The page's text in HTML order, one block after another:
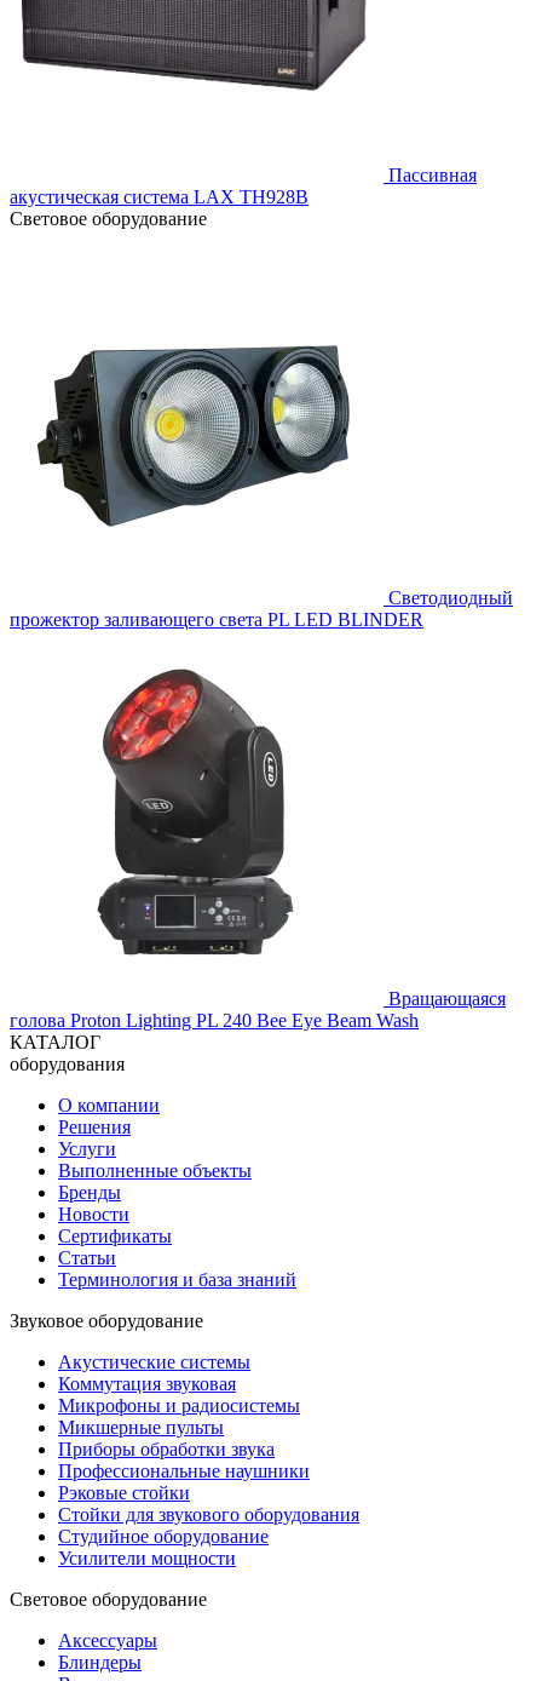
Пассивная
акустическая система LAX TH928B
Световое оборудование
Светодиодный
прожектор заливающего света PL LED BLINDER
Вращающаяся
голова Proton Lighting PL 240 Bee Eye Beam Wash
КАТАЛОГ
оборудования
О компании
Решения
Услуги
Выполненные объекты
Бренды
Новости
Сертификаты
Статьи
Терминология и база знаний
Звуковое оборудование
Акустические системы
Коммутация звуковая
Микрофоны и радиосистемы
Микшерные пульты
Приборы обработки звука
Профессиональные наушники
Рэковые стойки
Стойки для звукового оборудования
Студийное оборудование
Усилители мощности
Световое оборудование
Аксессуары
Блиндеры